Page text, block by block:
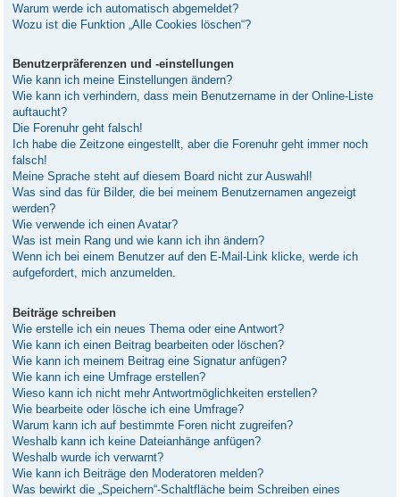
Warum werde ich automatisch abgemeldet?
Wozu ist die Funktion „Alle Cookies löschen“?
Benutzerpräferenzen und -einstellungen
Wie kann ich meine Einstellungen ändern?
Wie kann ich verhindern, dass mein Benutzername in der Online-Liste
auftaucht?
Die Forenuhr geht falsch!
Ich habe die Zeitzone eingestellt, aber die Forenuhr geht immer noch
falsch!
Meine Sprache steht auf diesem Board nicht zur Auswahl!
Was sind das für Bilder, die bei meinem Benutzernamen angezeigt
werden?
Wie verwende ich einen Avatar?
Was ist mein Rang und wie kann ich ihn ändern?
Wenn ich bei einem Benutzer auf den E-Mail-Link klicke, werde ich
aufgefordert, mich anzumelden.
Beiträge schreiben
Wie erstelle ich ein neues Thema oder eine Antwort?
Wie kann ich einen Beitrag bearbeiten oder löschen?
Wie kann ich meinem Beitrag eine Signatur anfügen?
Wie kann ich eine Umfrage erstellen?
Wieso kann ich nicht mehr Antwortmöglichkeiten erstellen?
Wie bearbeite oder lösche ich eine Umfrage?
Warum kann ich auf bestimmte Foren nicht zugreifen?
Weshalb kann ich keine Dateianhänge anfügen?
Weshalb wurde ich verwarnt?
Wie kann ich Beiträge den Moderatoren melden?
Was bewirkt die „Speichern“-Schaltfläche beim Schreiben eines